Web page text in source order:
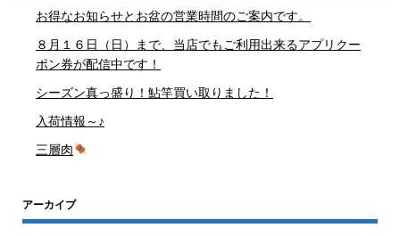
お得なお知らせとお盆の営業時間のご案内です。
８月１６日（日）まで、当店でもご利用出来るアプリクー
ポン券が配信中です！
シーズン真っ盛り！鮎竿買い取りました！
入荷情報～♪
三層肉
アーカイブ